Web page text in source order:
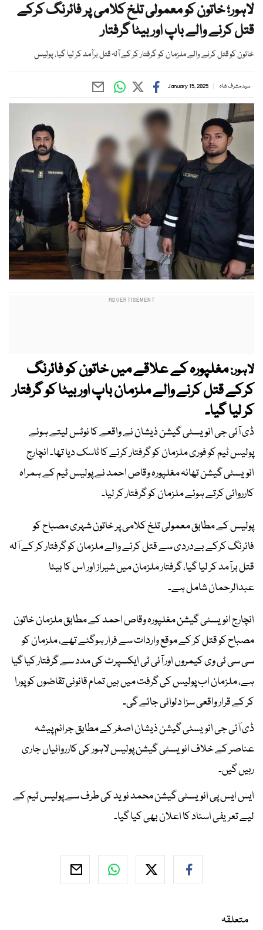
لاہور؛ خاتون کو معمولی تلخ کلامی پر فائرنگ کرکے
قتل کرنے والے باپ اور بیٹا گرفتار
خاتون کو قتل کرنے والے ملزمان کو گرفتار کر کے آلہ قتل برآمد کر لیا گیا، پولیس
سید مشرف شاہ January 15, 2025
لاہور:مغلپورہ کے علاقے میں خاتون کو فائرنگ
کرکے قتل کرنے والے ملزمان باپ اور بیٹا کو گرفتار
کر لیا گیا۔
ڈی آئی جی انویسٹی گیشن ذیشان نے واقعے کا نوٹس لیتے ہوئے
پولیس ٹیم کو فوری ملزمان کو گرفتار کرنے کا ٹاسک دیا تھا۔ انچارج
انویسٹی گیشن تھانہ مغلپورہ وقاص احمد نے پولیس ٹیم کے ہمراہ
کارروائی کرتے ہوئے ملزمان کو گرفتار کر لیا۔
پولیس کے مطابق معمولی تلخ کلامی پر خاتون شہری مصباح کو
فائرنگ کرکے بےدردی سے قتل کرنے والے ملزمان کو گرفتار کر کے آلہ
قتل برآمد کر لیا گیا، گرفتار ملزمان میں شیراز اور اس کا بیٹا
عبدالرحمان شامل ہے۔
انچارج انویسٹی گیشن مغلپورہ وقاص احمد کے مطابق ملزمان خاتون
مصباح کو قتل کر کے موقع واردات سے فرار ہوگئے تھے، ملزمان کو
سی سی ٹی وی کیمروں اور آئی ٹی ایکسپرٹ کی مدد سے گرفتار کیا گیا
ہے، ملزمان اب پولیس کی گرفت میں ہیں تمام قانونی تقاضوں کو پورا
کر کے قرار واقعی سزا دلوائی جائے گی۔
ڈی آئی جی انویسٹی گیشن ذیشان اصغر کے مطابق جرائم پیشہ
عناصر کے خلاف انویسٹی گیشن پولیس لاہور کی کارروائیاں جاری
رہیں گیں۔
ایس ایس پی انویسٹی گیشن محمد نوید کی طرف سے پولیس ٹیم کے
لیے تعریفی اسناد کا اعلان بھی کیا گیا۔
متعلقہ